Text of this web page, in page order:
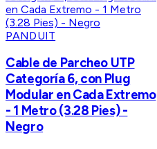
PANDUIT
Cable de Parcheo UTP
Categoría 6, con Plug
Modular en Cada Extremo
- 1 Metro (3.28 Pies) -
Negro